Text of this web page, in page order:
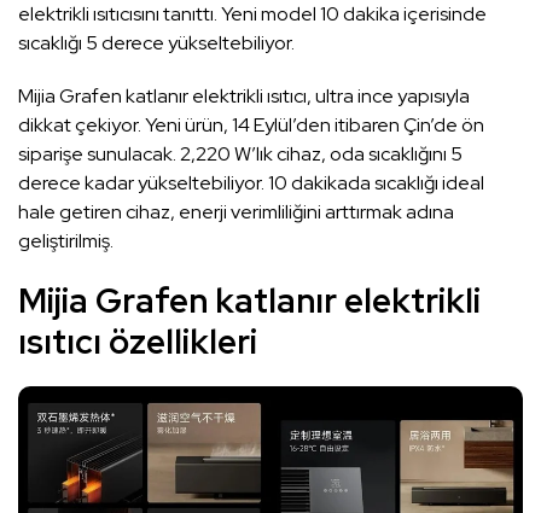
elektrikli ısıtıcısını tanıttı. Yeni model 10 dakika içerisinde
sıcaklığı 5 derece yükseltebiliyor.
Mijia Grafen katlanır elektrikli ısıtıcı, ultra ince yapısıyla
dikkat çekiyor. Yeni ürün, 14 Eylül’den itibaren Çin’de ön
siparişe sunulacak. 2,220 W’lık cihaz, oda sıcaklığını 5
derece kadar yükseltebiliyor. 10 dakikada sıcaklığı ideal
hale getiren cihaz, enerji verimliliğini arttırmak adına
geliştirilmiş.
Mijia Grafen katlanır elektrikli
ısıtıcı özellikleri